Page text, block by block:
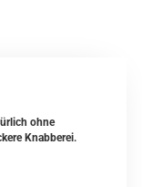
ohne
Knabberei.